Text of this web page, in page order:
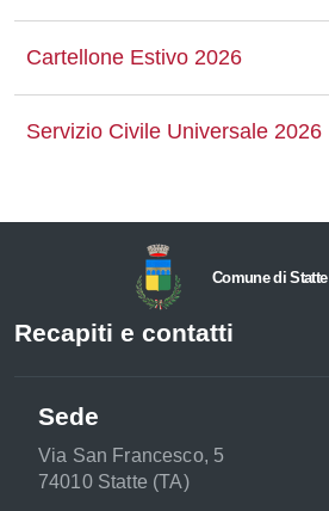
Cartellone Estivo 2026
Servizio Civile Universale 2026
Comune di Statte
Recapiti e contatti
Sede
Via San Francesco, 5
74010 Statte (TA)